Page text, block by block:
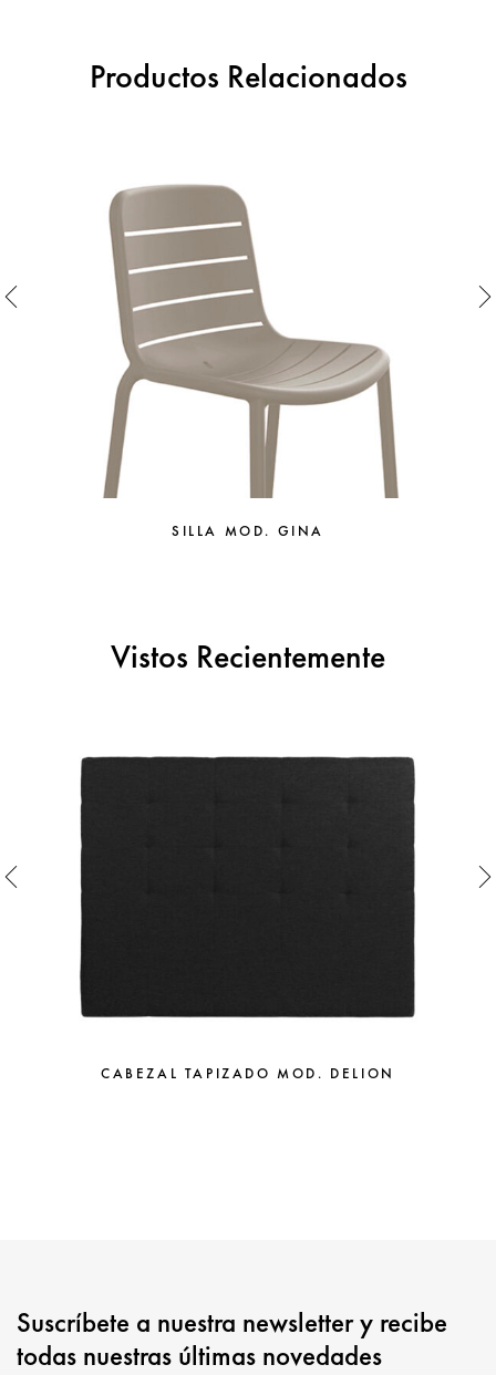
Productos Relacionados
SILLA MOD. GINA
Vistos Recientemente
CABEZAL TAPIZADO MOD. DELION
Suscríbete a nuestra newsletter y recibe
todas nuestras últimas novedades